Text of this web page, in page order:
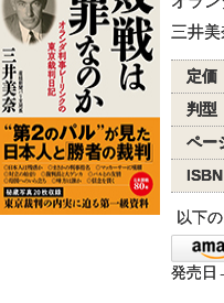
三井
定価
判型
ペー
ISBN
以下
発売日